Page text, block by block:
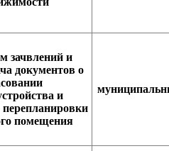
зачвлений и
документов о
и
перепланировки
помещения